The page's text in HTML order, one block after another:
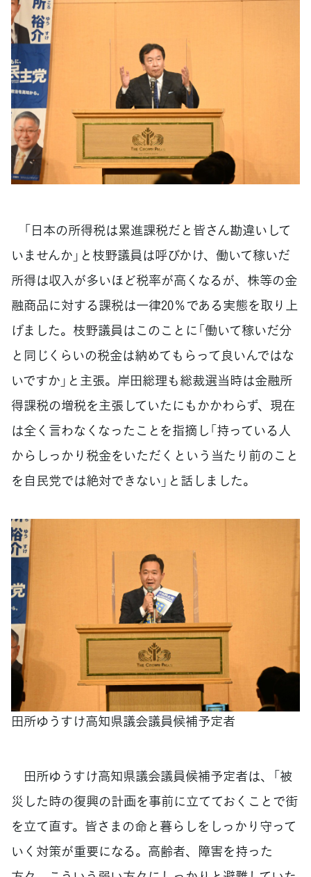
「日本の所得税は累進課税だと皆さん勘違いして
いませんか」と枝野議員は呼びかけ、働いて稼いだ
所得は収入が多いほど税率が高くなるが、株等の金
融商品に対する課税は一律20％である実態を取り上
げました。枝野議員はこのことに「働いて稼いだ分
と同じくらいの税金は納めてもらって良いんではな
いですか」と主張。岸田総理も総裁選当時は金融所
得課税の増税を主張していたにもかかわらず、現在
は全く言わなくなったことを指摘し「持っている人
からしっかり税金をいただくという当たり前のこと
を自民党では絶対できない」と話しました。
田所ゆうすけ高知県議会議員候補予定者
田所ゆうすけ高知県議会議員候補予定者は、「被
災した時の復興の計画を事前に立てておくことで街
を立て直す。皆さまの命と暮らしをしっかり守って
いく対策が重要になる。高齢者、障害を持った